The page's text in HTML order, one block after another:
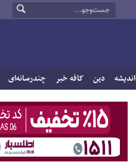
اندیشه دین کافه خبر چندرسانه‌ای